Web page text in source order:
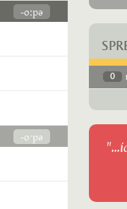
-oːpə
-oˑpə
0